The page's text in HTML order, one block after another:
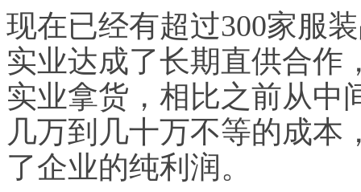
现在已经有超过300家服
实业达成了长期直供合作
实业拿货，相比之前从中
几万到几十万不等的成本
了企业的纯利润。